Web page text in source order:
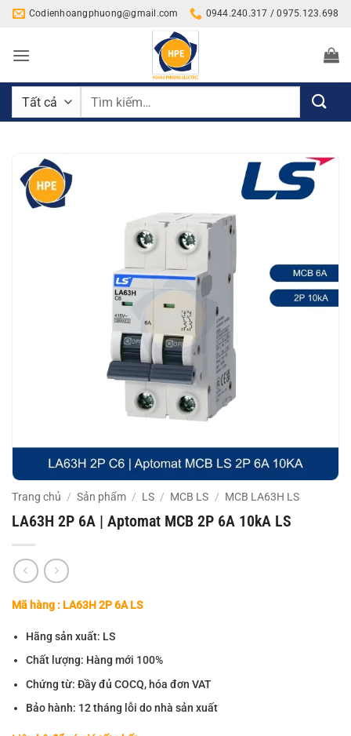
Bỏ
nội
Codienhoangphuong@gmail.com 0944.240.317 / 0975.123.698
Tìm
Trang chủ / Sản phẩm / LS / MCB LS / MCB LA63H LS
LA63H 2P 6A | Aptomat MCB 2P 6A 10kA LS
Mã hàng : LA63H 2P 6A LS
Hãng sản xuất: LS
Chất lượng: Hàng mới 100%
Chứng từ: Đầy đủ COCQ, hóa đơn VAT
Bảo hành: 12 tháng lỗi do nhà sản xuất